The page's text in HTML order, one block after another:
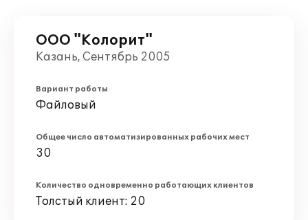
ООО "Колорит"
Казань, Сентябрь 2005
Вариант работы
Файловый
Общее число автоматизированных рабочих мест
30
Количество одновременно работающих клиентов
Толстый клиент: 20